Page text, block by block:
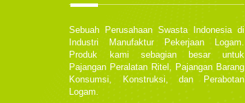
Sebuah Perusahaan Swasta Indonesia di
Industri Manufaktur Pekerjaan Logam.
Produk kami sebagian besar untuk
Pajangan Peralatan Ritel, Pajangan Barang
Konsumsi, Konstruksi, dan Perabotan
Logam.